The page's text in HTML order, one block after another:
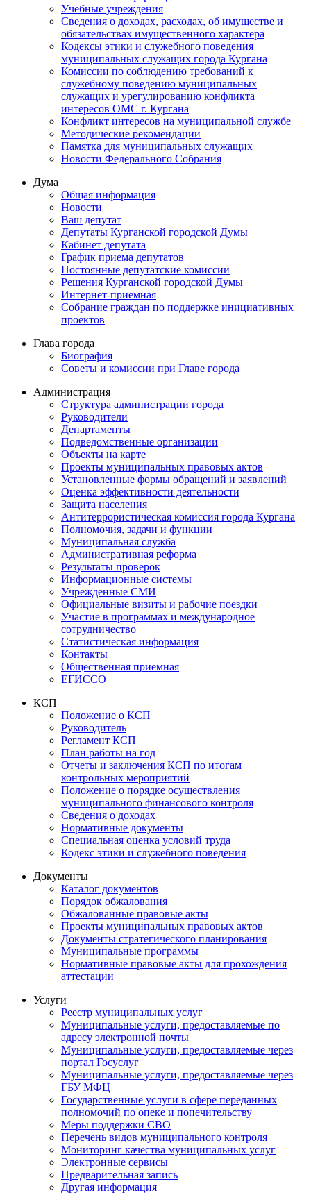
Учебные учреждения
Сведения о доходах, расходах, об имуществе и
обязательствах имущественного характера
Кодексы этики и служебного поведения
муниципальных служащих города Кургана
Комиссии по соблюдению требований к
служебному поведению муниципальных
служащих и урегулированию конфликта
интересов ОМС г. Кургана
Конфликт интересов на муниципальной службе
Методические рекомендации
Памятка для муниципальных служащих
Новости Федерального Cобрания
Дума
Общая информация
Новости
Ваш депутат
Депутаты Курганской городской Думы
Кабинет депутата
График приема депутатов
Постоянные депутатские комиссии
Решения Курганской городской Думы
Интернет-приемная
Собрание граждан по поддержке инициативных
проектов
Глава города
Биография
Советы и комиссии при Главе города
Администрация
Структура администрации города
Руководители
Департаменты
Подведомственные организации
Объекты на карте
Проекты муниципальных правовых актов
Установленные формы обращений и заявлений
Оценка эффективности деятельности
Защита населения
Антитеррористическая комиссия города Кургана
Полномочия, задачи и функции
Муниципальная служба
Административная реформа
Результаты проверок
Информационные системы
Учрежденные СМИ
Официальные визиты и рабочие поездки
Участие в программах и международное
сотрудничество
Статистическая информация
Контакты
Общественная приемная
ЕГИССО
КСП
Положение о КСП
Руководитель
Регламент КСП
План работы на год
Отчеты и заключения КСП по итогам
контрольных мероприятий
Положение о порядке осуществления
муниципального финансового контроля
Сведения о доходах
Нормативные документы
Специальная оценка условий труда
Кодекс этики и служебного поведения
Документы
Каталог документов
Порядок обжалования
Обжалованные правовые акты
Проекты муниципальных правовых актов
Документы стратегического планирования
Муниципальные программы
Нормативные правовые акты для прохождения
аттестации
Услуги
Реестр муниципальных услуг
Муниципальные услуги, предоставляемые по
адресу электронной почты
Муниципальные услуги, предоставляемые через
портал Госуслуг
Муниципальные услуги, предоставляемые через
ГБУ МФЦ
Государственные услуги в сфере переданных
полномочий по опеке и попечительству
Меры поддержки СВО
Перечень видов муниципального контроля
Мониторинг качества муниципальных услуг
Электронные сервисы
Предварительная запись
Другая информация